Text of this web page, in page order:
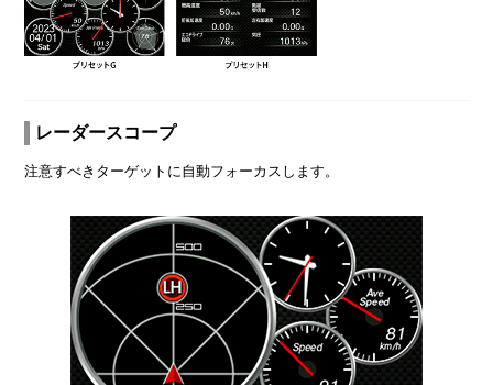
レーダースコープ
注意すべきターゲットに自動フォーカスします。